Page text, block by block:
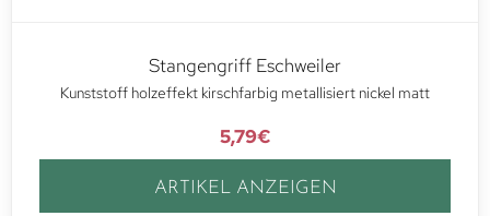
Stangengriff Eschweiler
Kunststoff holzeffekt kirschfarbig metallisiert nickel matt
5,79€
ARTIKEL ANZEIGEN